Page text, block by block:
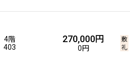
4階
403
270,000円
0円